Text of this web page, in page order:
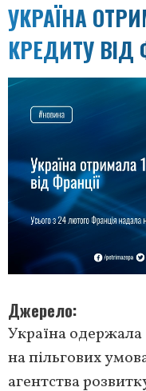
УКРАЇНА
КРЕДИТУ ВІД
Джерело
Україна одержала
на пільгових
агентства